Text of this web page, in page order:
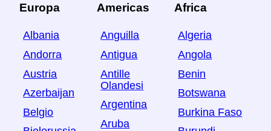
Europa
Albania
Andorra
Austria
Azerbaijan
Belgio
Americas
Anguilla
Antigua
Antille
Olandesi
Argentina
Aruba
Africa
Algeria
Angola
Benin
Botswana
Burkina Faso